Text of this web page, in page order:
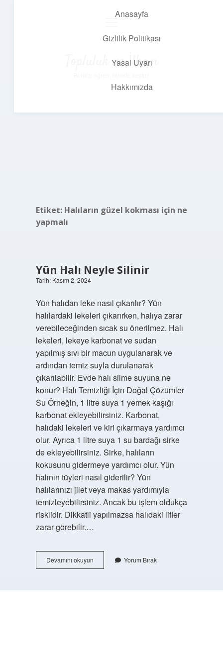
Anasayfa
Gizlilik Politikası
Yasal Uyarı
Hakkımızda
Topluluk ve İlham
Etiket: Halıların güzel kokması için ne
yapmalı
Yün Halı Neyle Silinir
Tarih: Kasım 2, 2024
Yün halıdan leke nasıl çıkarılır? Yün
halılardaki lekeleri çıkarırken, halıya zarar
verebileceğinden sıcak su önerilmez. Halı
lekeleri, lekeye karbonat ve sudan
yapılmış sıvı bir macun uygulanarak ve
ardından temiz suyla durulanarak
çıkarılabilir. Evde halı silme suyuna ne
konur? Halı Temizliği İçin Doğal Çözümler
Su Örneğin, 1 litre suya 1 yemek kaşığı
karbonat ekleyebilirsiniz. Karbonat,
halıdaki lekeleri ve kiri çıkarmaya yardımcı
olur. Ayrıca 1 litre suya 1 su bardağı sirke
de ekleyebilirsiniz. Sirke, halıların
kokusunu gidermeye yardımcı olur. Yün
halının tüyleri nasıl giderilir? Yün
halılarınızı jilet veya makas yardımıyla
temizleyebilirsiniz. Ancak bu işlem oldukça
risklidir. Dikkatli yapılmazsa halıdaki lifler
zarar görebilir.…
Devamını okuyunYün
Halı
Yorum Bırak